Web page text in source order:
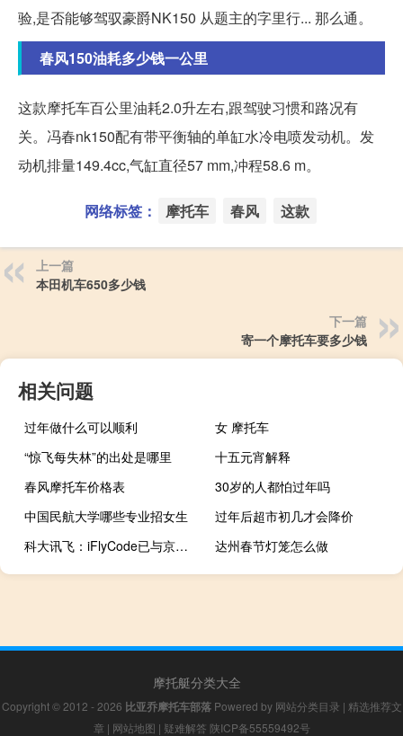
验,是否能够驾驭豪爵NK150 从题主的字里行... 那么通。
春风150油耗多少钱一公里
这款摩托车百公里油耗2.0升左右,跟驾驶习惯和路况有
关。冯春nk150配有带平衡轴的单缸水冷电喷发动机。发
动机排量149.4cc,气缸直径57 mm,冲程58.6 m。
网络标签： 摩托车 春风 这款
上一篇
本田机车650多少钱
下一篇
寄一个摩托车要多少钱
相关问题
过年做什么可以顺利
女 摩托车
“惊飞每失林”的出处是哪里
十五元宵解释
春风摩托车价格表
30岁的人都怕过年吗
中国民航大学哪些专业招女生
过年后超市初几才会降价
科大讯飞：iFlyCode已与京东云、软通动力等107家机构实现深度对接应用
达州春节灯笼怎么做
摩托艇分类大全
Copyright © 2012 - 2026 比亚乔摩托车部落Powered by 网站分类目录 | 精选推荐文
章 | 网站地图 | 疑难解答 陕ICP备55559492号